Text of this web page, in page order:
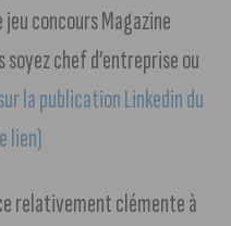
jeu concours Magazine
soyez chef d’entreprise ou
la publication Linkedin du
lien)
relativement clémente à